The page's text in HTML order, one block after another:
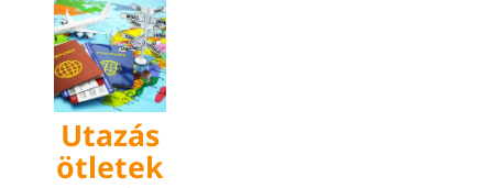
content
Utazás
ötletek